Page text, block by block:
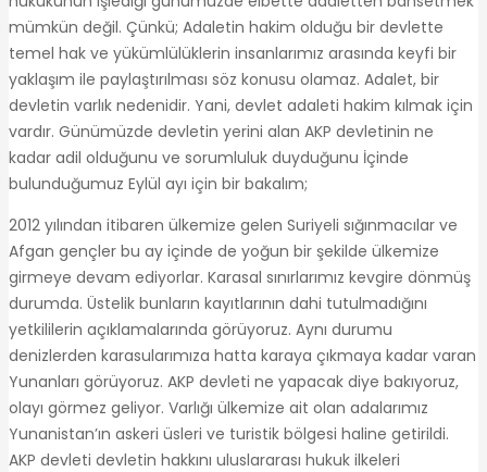
mümkün değil. Çünkü; Adaletin hakim olduğu bir devlette
temel hak ve yükümlülüklerin insanlarımız arasında keyfi bir
yaklaşım ile paylaştırılması söz konusu olamaz. Adalet, bir
devletin varlık nedenidir. Yani, devlet adaleti hakim kılmak için
vardır. Günümüzde devletin yerini alan AKP devletinin ne
kadar adil olduğunu ve sorumluluk duyduğunu İçinde
bulunduğumuz Eylül ayı için bir bakalım;
2012 yılından itibaren ülkemize gelen Suriyeli sığınmacılar ve
Afgan gençler bu ay içinde de yoğun bir şekilde ülkemize
girmeye devam ediyorlar. Karasal sınırlarımız kevgire dönmüş
durumda. Üstelik bunların kayıtlarının dahi tutulmadığını
yetkililerin açıklamalarında görüyoruz. Aynı durumu
denizlerden karasularımıza hatta karaya çıkmaya kadar varan
Yunanları görüyoruz. AKP devleti ne yapacak diye bakıyoruz,
olayı görmez geliyor. Varlığı ülkemize ait olan adalarımız
Yunanistan’ın askeri üsleri ve turistik bölgesi haline getirildi.
AKP devleti devletin hakkını uluslararası hukuk ilkeleri